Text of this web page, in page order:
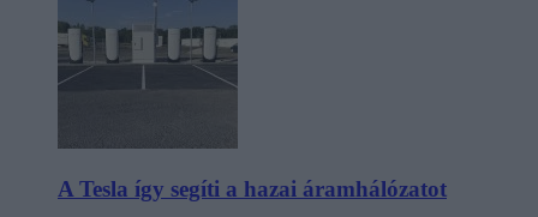
A Tesla így segíti a hazai áramhálózatot